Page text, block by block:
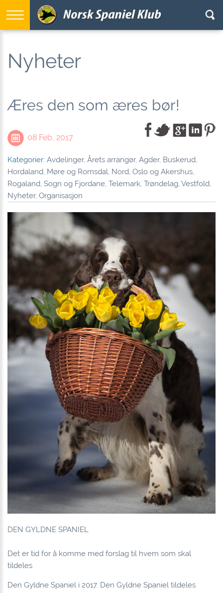
Nyheter
Æres den som æres bør!
08 Feb, 2017
Kategorier: Avdelinger, Årets arrangør, Agder, Buskerud,
Hordaland, Møre og Romsdal, Nord, Oslo og Akershus,
Rogaland, Sogn og Fjordane, Telemark, Trøndelag,Vestfold,
Nyheter, Organisasjon
DEN GYLDNE SPANIEL
Det er tid for å komme med forslag til hvem som skal
tildeles
Den Gyldne Spaniel i 2017. Den Gyldne Spaniel tildeles